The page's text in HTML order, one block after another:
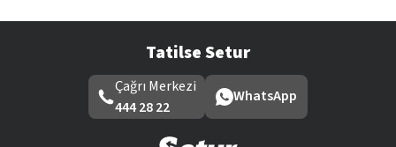
Tatilse Setur
Çağrı Merkezi
444 28 22
WhatsApp